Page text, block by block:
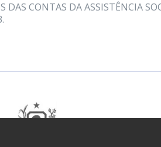
DAS CONTAS DA ASSISTÊNCIA